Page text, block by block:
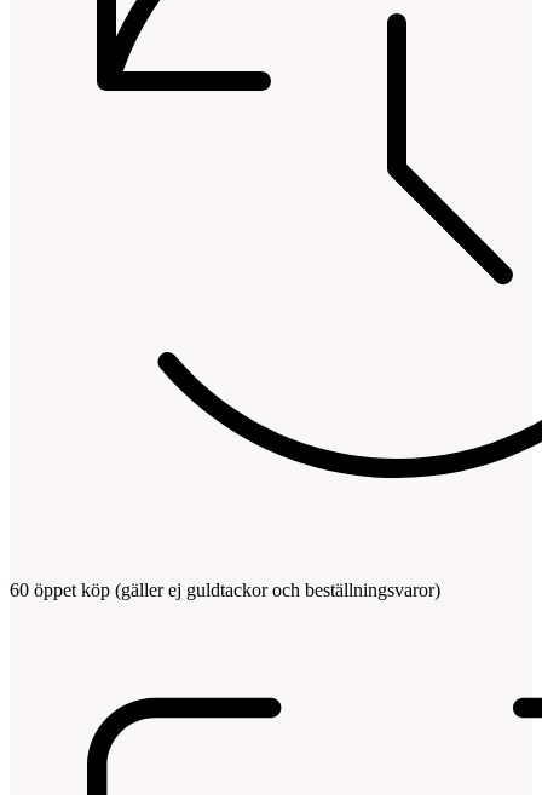
60 öppet köp (gäller ej guldtackor och beställningsvaror)